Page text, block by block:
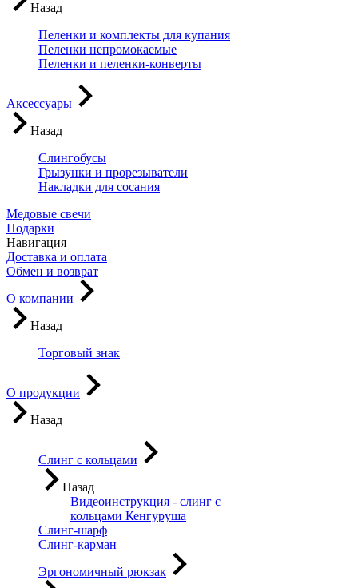
Назад
Пеленки и комплекты для купания
Пеленки непромокаемые
Пеленки и пеленки-конверты
Аксессуары
Назад
Слингобусы
Грызунки и прорезыватели
Накладки для сосания
Медовые свечи
Подарки
Навигация
Доставка и оплата
Обмен и возврат
О компании
Назад
Торговый знак
О продукции
Назад
Слинг с кольцами
Назад
Видеоинструкция - слинг с
кольцами Кенгуруша
Слинг-шарф
Слинг-карман
Эргономичный рюкзак